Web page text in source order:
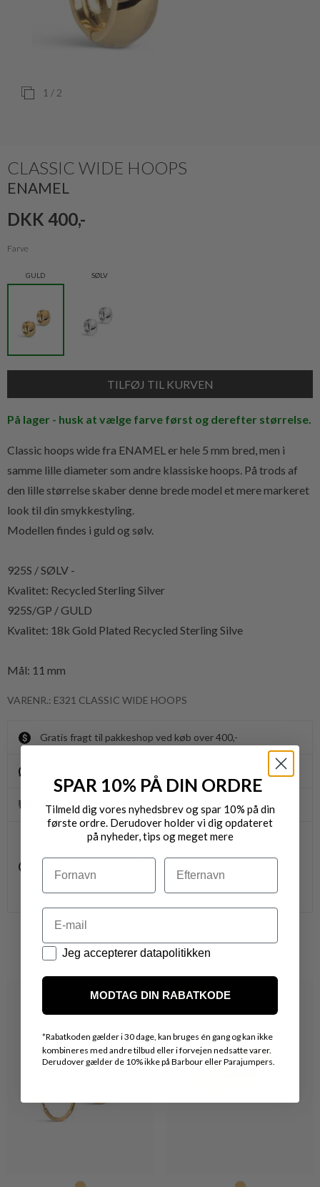
1 / 2
CLASSIC WIDE HOOPS
ENAMEL
DKK 400,-
Farve
GULD SØLV
På lager - husk at vælge farve først og derefter størrelse.
Classic hoops wide fra ENAMEL er hele 5 mm bred, men i
samme lille diameter som andre klassiske hoops. På trods af
den lille størrelse skaber denne brede model et mere markeret
look til din smykkestyling.
Modellen findes i guld og sølv.
925S / SØLV -
Kvalitet: Recycled Sterling Silver
925S/GP / GULD
Kvalitet: 18k Gold Plated Recycled Sterling Silve
Mål: 11 mm
VARENR.: E321 CLASSIC WIDE HOOPS
Gratis fragt til pakkeshop ved køb over 400,-
Levering 1-3 dage
vores fysiske butikker.
vedr. den ønskede vare.
VARER FRA SAMME MÆRKE
20%
SPAR 10% PÅ DIN ORDRE
Tilmeld dig vores nyhedsbrev og spar 10% på din
første ordre. Derudover holder vi dig opdateret
på nyheder, tips og meget mere
Navn Efternavn
Email
Datapolitik
Jeg accepterer datapolitikken
MODTAG DIN RABATKODE
*Rabatkoden gælder i 30 dage, kan bruges én gang og kan ikke
kombineres med andre tilbud eller i forvejen nedsatte varer.
Derudover gælder de 10% ikke på Barbour eller Parajumpers.